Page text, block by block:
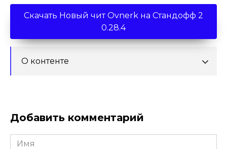
Скачать Новый чит Ovnerk на Стандофф 2
0.28.4
О контенте
Добавить комментарий
Имя